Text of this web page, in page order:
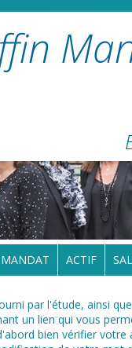
MANDAT ACTIF
par l'étude, ainsi
un lien qui vous
bien vérifier